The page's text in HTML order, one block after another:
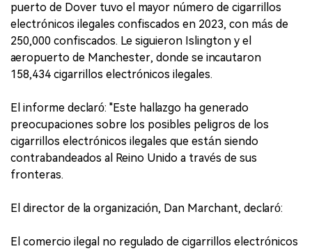
puerto de Dover tuvo el mayor número de cigarrillos
electrónicos ilegales confiscados en 2023, con más de
250,000 confiscados. Le siguieron Islington y el
aeropuerto de Manchester, donde se incautaron
158,434 cigarrillos electrónicos ilegales.
El informe declaró: "Este hallazgo ha generado
preocupaciones sobre los posibles peligros de los
cigarrillos electrónicos ilegales que están siendo
contrabandeados al Reino Unido a través de sus
fronteras.
El director de la organización, Dan Marchant, declaró:
El comercio ilegal no regulado de cigarrillos electrónicos